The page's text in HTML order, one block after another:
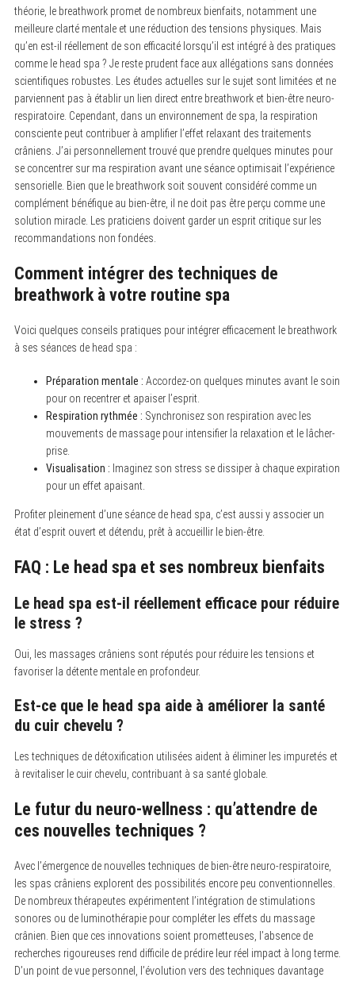
théorie, le breathwork promet de nombreux bienfaits, notamment une
meilleure clarté mentale et une réduction des tensions physiques. Mais
qu’en est-il réellement de son efficacité lorsqu’il est intégré à des pratiques
comme le head spa ? Je reste prudent face aux allégations sans données
scientifiques robustes. Les études actuelles sur le sujet sont limitées et ne
parviennent pas à établir un lien direct entre breathwork et bien-être neuro-
respiratoire. Cependant, dans un environnement de spa, la respiration
consciente peut contribuer à amplifier l’effet relaxant des traitements
crâniens. J’ai personnellement trouvé que prendre quelques minutes pour
se concentrer sur ma respiration avant une séance optimisait l’expérience
sensorielle. Bien que le breathwork soit souvent considéré comme un
complément bénéfique au bien-être, il ne doit pas être perçu comme une
solution miracle. Les praticiens doivent garder un esprit critique sur les
recommandations non fondées.
Comment intégrer des techniques de
breathwork à votre routine spa
Voici quelques conseils pratiques pour intégrer efficacement le breathwork
à ses séances de head spa :
Préparation mentale : Accordez-on quelques minutes avant le soin
pour on recentrer et apaiser l’esprit.
Respiration rythmée : Synchronisez son respiration avec les
mouvements de massage pour intensifier la relaxation et le lâcher-
prise.
Visualisation : Imaginez son stress se dissiper à chaque expiration
pour un effet apaisant.
Profiter pleinement d’une séance de head spa, c’est aussi y associer un
état d’esprit ouvert et détendu, prêt à accueillir le bien-être.
FAQ : Le head spa et ses nombreux bienfaits
Le head spa est-il réellement efficace pour réduire
le stress ?
Oui, les massages crâniens sont réputés pour réduire les tensions et
favoriser la détente mentale en profondeur.
Est-ce que le head spa aide à améliorer la santé
du cuir chevelu ?
Les techniques de détoxification utilisées aident à éliminer les impuretés et
à revitaliser le cuir chevelu, contribuant à sa santé globale.
Le futur du neuro-wellness : qu’attendre de
ces nouvelles techniques ?
Avec l’émergence de nouvelles techniques de bien-être neuro-respiratoire,
les spas crâniens explorent des possibilités encore peu conventionnelles.
De nombreux thérapeutes expérimentent l’intégration de stimulations
sonores ou de luminothérapie pour compléter les effets du massage
crânien. Bien que ces innovations soient prometteuses, l’absence de
recherches rigoureuses rend difficile de prédire leur réel impact à long terme.
D’un point de vue personnel, l’évolution vers des techniques davantage